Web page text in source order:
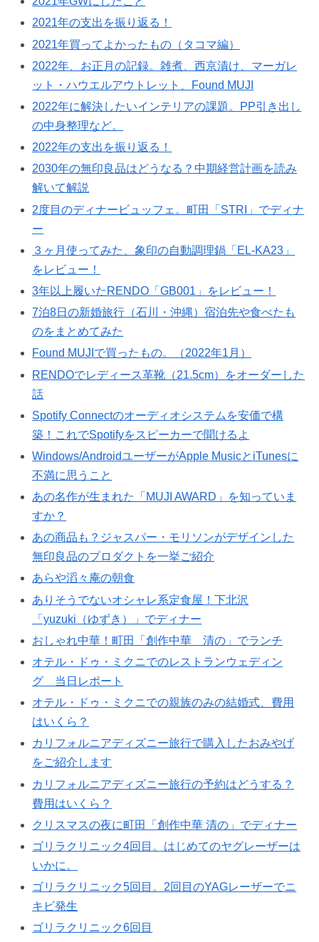
2021年の支出を振り返る！
2021年買ってよかったもの（タコマ編）
2022年、お正月の記録。雑煮、西京漬け、マーガレ
ット・ハウエルアウトレット、Found MUJI
2022年に解決したいインテリアの課題。PP引き出し
の中身整理など。
2022年の支出を振り返る！
2030年の無印良品はどうなる？中期経営計画を読み
解いて解説
2度目のディナービュッフェ。町田「STRI」でディナ
ー
３ヶ月使ってみた、象印の自動調理鍋「EL-KA23」
をレビュー！
3年以上履いたRENDO「GB001」をレビュー！
7泊8日の新婚旅行（石川・沖縄）宿泊先や食べたも
のをまとめてみた
Found MUJIで買ったもの。（2022年1月）
RENDOでレディース革靴（21.5cm）をオーダーした
話
Spotify Connectのオーディオシステムを安価で構
築！これでSpotifyをスピーカーで聞けるよ
Windows/AndroidユーザーがApple MusicとiTunesに
不満に思うこと
あの名作が生まれた「MUJI AWARD」を知っていま
すか？
あの商品も？ジャスパー・モリソンがデザインした
無印良品のプロダクトを一挙ご紹介
あらや滔々庵の朝食
ありそうでないオシャレ系定食屋！下北沢
「yuzuki（ゆずき）」でディナー
おしゃれ中華！町田「創作中華 清の」でランチ
オテル・ドゥ・ミクニでのレストランウェディン
グ 当日レポート
オテル・ドゥ・ミクニでの親族のみの結婚式、費用
はいくら？
カリフォルニアディズニー旅行で購入したおみやげ
をご紹介します
カリフォルニアディズニー旅行の予約はどうする？
費用はいくら？
クリスマスの夜に町田「創作中華 清の」でディナー
ゴリラクリニック4回目。はじめてのヤグレーザーは
いかに。
ゴリラクリニック5回目。2回目のYAGレーザーでニ
キビ発生
ゴリラクリニック6回目